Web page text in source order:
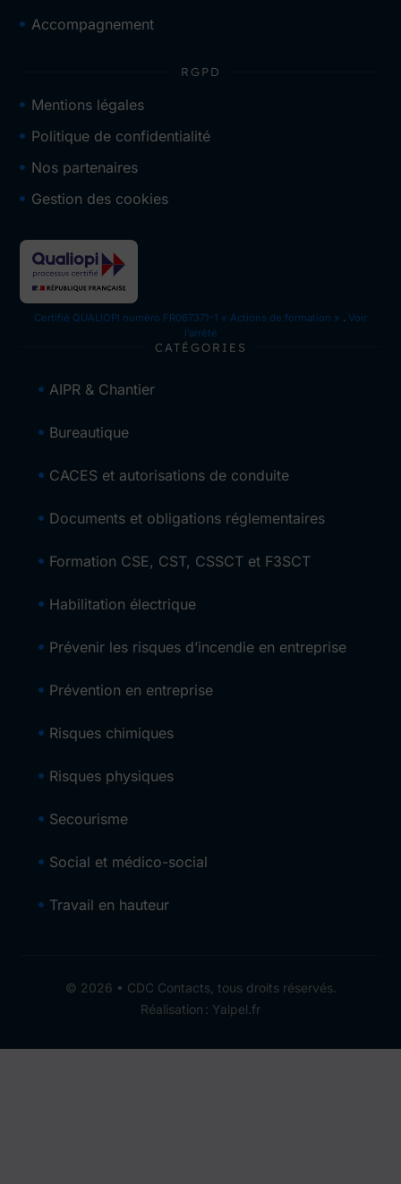
Accompagnement
RGPD
Mentions légales
Politique de confidentialité
Nos partenaires
Gestion des cookies
Certifié QUALIOPI numéro FR067371-1 « Actions de formation » . Voir
l’arrêté
CATÉGORIES
AIPR & Chantier
Bureautique
CACES et autorisations de conduite
Documents et obligations réglementaires
Formation CSE, CST, CSSCT et F3SCT
Habilitation électrique
Prévenir les risques d’incendie en entreprise
Prévention en entreprise
Risques chimiques
Risques physiques
Secourisme
Social et médico-social
Travail en hauteur
© 2026 • CDC Contacts, tous droits réservés.
Réalisation : Yalpel.fr